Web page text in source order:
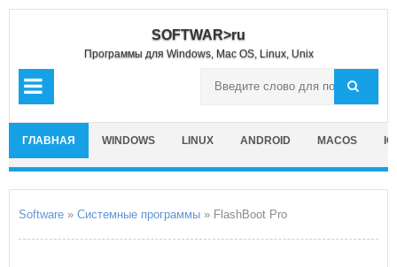
SOFTWAR>ru
Программы для Windows, Mac OS, Linux, Unix
ГЛАВНАЯ WINDOWS LINUX ANDROID MACOS
Software » Системные программы » FlashBoot Pro